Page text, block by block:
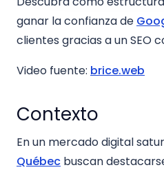
ganar la confianza de
clientes gracias a un SEO
Video fuente: brice.web
Contexto
En un mercado digital
Québec buscan